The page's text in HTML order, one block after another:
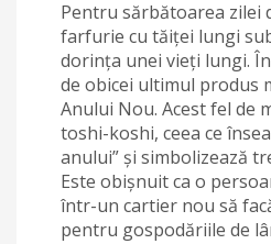
Pentru sărbătoarea zilei
farfurie cu tăiței lungi
dorința unei vieți lungi.
de obicei ultimul produs
Anului Nou. Acest fel de
toshi-koshi, ceea ce
anului” și simbolizează
Este obișnuit ca o
într-un cartier nou să
pentru gospodăriile de